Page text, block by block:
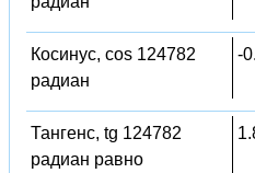
Косинус, cos 124782
радиан
-
Тангенс, tg 124782
радиан равно